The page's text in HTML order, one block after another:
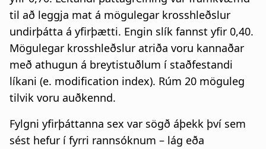
til að leggja mat á mögulegar krosshleðslur
undirþátta á yfirþætti. Engin slík fannst yfir 0,40.
Mögulegar krosshleðslur atriða voru kannaðar
með athugun á breytistuðlum í staðfestandi
líkani (e. modification index). Rúm 20 möguleg
tilvik voru auðkennd.
Fylgni yfirþáttanna sex var sögð áþekk því sem
sést hefur í fyrri rannsóknum – lág eða